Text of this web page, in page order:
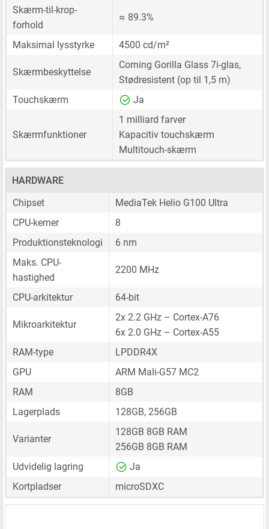
Skærm-til-krop-
forhold
≈ 89.3%
Maksimal lysstyrke 4500 cd/m²
Skærmbeskyttelse
Corning Gorilla Glass 7i-glas,
Stødresistent (op til 1,5 m)
Touchskærm
Ja
Skærmfunktioner
1 milliard farver
Kapacitiv touchskærm
Multitouch-skærm
HARDWARE
Chipset
MediaTek Helio G100 Ultra
CPU-kerner
8
Produktionsteknologi
6 nm
Maks. CPU-
hastighed
2200 MHz
CPU-arkitektur 64-bit
Mikroarkitektur
2x 2.2 GHz – Cortex-A76
6x 2.0 GHz – Cortex-A55
RAM-type
LPDDR4X
GPU
ARM Mali-G57 MC2
RAM
8GB
Lagerplads
128GB, 256GB
Varianter
128GB 8GB RAM
256GB 8GB RAM
Udvidelig lagring
Ja
Kortpladser
microSDXC